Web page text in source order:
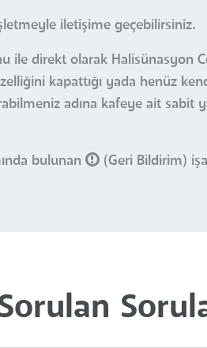
iletişime geçebilirsiniz.
ile direkt olarak Halisünasyon
kapattığı yada henüz
adına kafeye ait sabit
bulunan
(Geri Bildirim)